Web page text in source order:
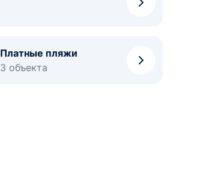
Платные пляжи
3 объекта